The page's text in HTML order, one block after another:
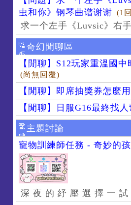
虫和你》钢琴曲谱谢谢 (1
求一个左手《Luvsic》右
奇幻閒聊區
【閒聊】S12玩家重溫國
(尚無回覆)
【閒聊】即席抽獎券怎麼
【閒聊】日服G16最終找
主題討論
寵物訓練師任務 - 奇妙的
深 夜 的 紓 壓 選 擇 一